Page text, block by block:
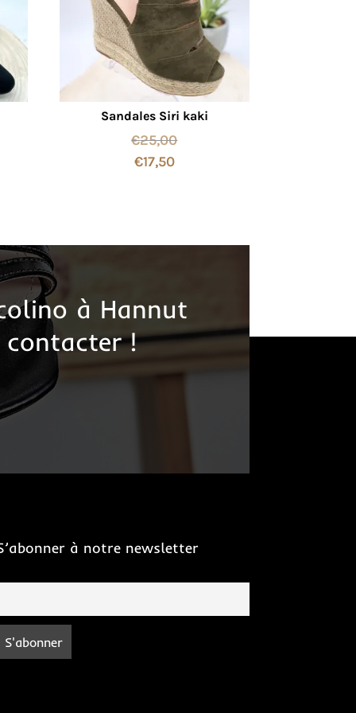
Sandales Siri kaki
€25,00
€17,50
à Hannut
contacter !
à notre newsletter